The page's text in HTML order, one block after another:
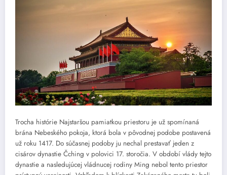
Trocha histórie Najstaršou pamiatkou priestoru je už spomínaná
brána Nebeského pokoja, ktorá bola v pôvodnej podobe postavená
už roku 1417. Do súčasnej podoby ju nechal prestavať jeden z
cisárov dynastie Čching v polovici 17. storočia. V období vlády tejto
dynastie a nasledujúcej vládnucej rodiny Ming nebol tento priestor